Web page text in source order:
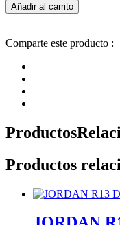
Añadir al carrito
Comparte este producto :
Productos
Productos